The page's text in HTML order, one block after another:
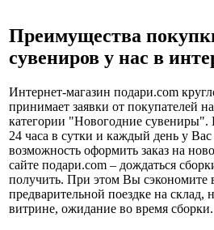
Преимущества
сувениров у нас в
Интернет-магазин подари.com
принимает заявки от покупателей
категории "Новогодние сувениры".
24 часа в сутки и каждый день у Вас
возможность оформить заказ на
сайте подари.com – дождаться
получить. При этом Вы сэкономите
предварительной поездке на склад,
витрине, ожидание во время сборки.